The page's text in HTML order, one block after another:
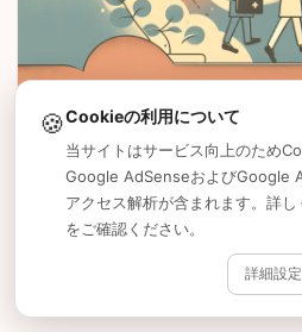
看護師ナースJJ評判！3つのメリッ
レバウェル看護 評判は本当に良い
企業看護師転職成功の秘訣3選!!
🍪Cookieの利用について
当サイトはサービス向上のため
Google AdSenseおよびGoogle
アクセス解析が含まれます。詳し
をご確認ください。
詳細設定